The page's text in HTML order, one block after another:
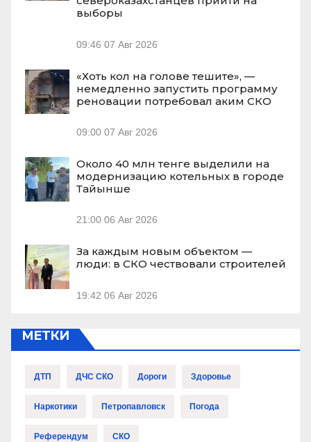
выборы
09:46 07 Авг 2026
«Хоть кол на голове тешите», —
немедленно запустить программу
реновации потребовал аким СКО
09:00 07 Авг 2026
Около 40 млн тенге выделили на
модернизацию котельных в городе
Тайынше
21:00 06 Авг 2026
За каждым новым объектом —
люди: в СКО чествовали строителей
19:42 06 Авг 2026
МЕТКИ
ДТП ДЧС СКО Дороги Здоровье
Наркотики Петропавловск Погода
Референдум СКО